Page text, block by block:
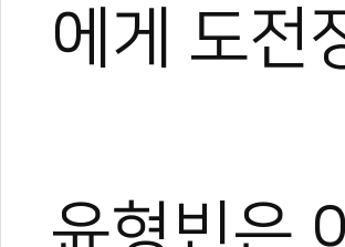
에게 도전
윤형빈은